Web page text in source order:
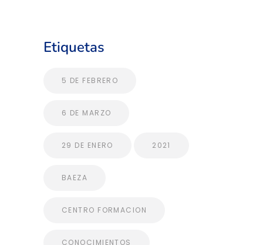
Etiquetas
5 DE FEBRERO
6 DE MARZO
29 DE ENERO 2021
BAEZA
CENTRO FORMACION
CONOCIMIENTOS